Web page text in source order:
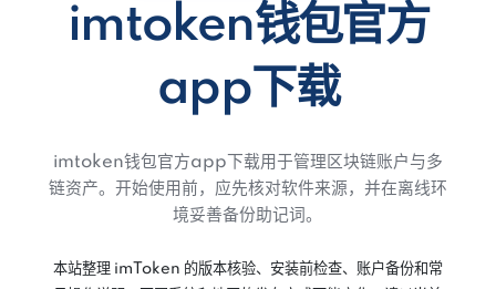
imtoken钱包官方
app下载
imtoken钱包官方app下载用于管理区块链账户与多
链资产。开始使用前，应先核对软件来源，并在离线环
境妥善备份助记词。
本站整理 imToken 的版本核验、安装前检查、账户备份和常